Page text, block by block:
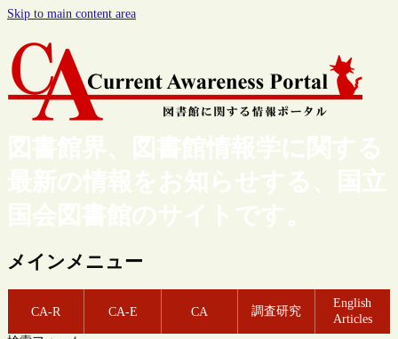
Skip to main content area
図書館界、図書館情報学に関する
最新の情報をお知らせする、国立
国会図書館のサイトです。
メインメニュー
CA-R CA-E CA 調査研究
English
Articles